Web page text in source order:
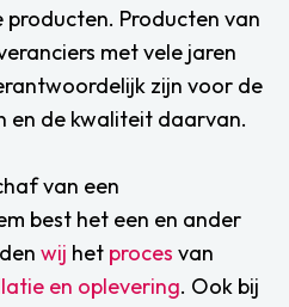
producten. Producten van
met vele jaren
zijn voor de
en de kwaliteit daarvan.
van een
best het een en ander
wij het proces van
en oplevering. Ook bij